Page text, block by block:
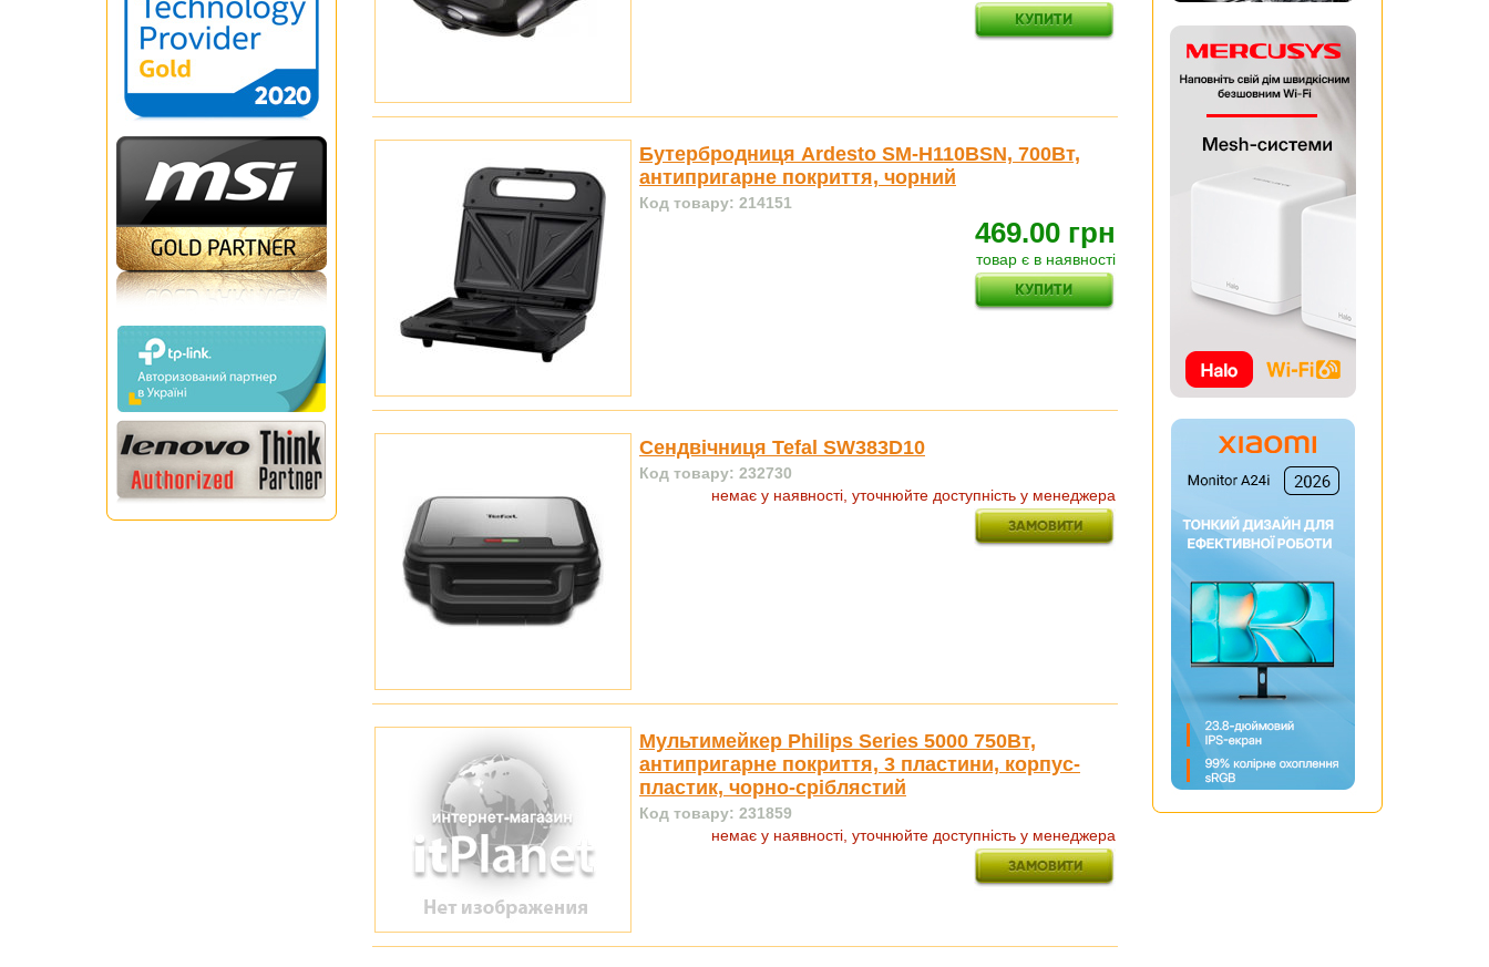
Бутербродниця Ardesto SM-H110BSN, 700Вт,
антипригарне покриття, чорний
Код товару: 214151
469.00 грн
товар є в наявності
Сендвічниця Tefal SW383D10
Код товару: 232730
немає у наявності, уточнюйте доступність у менеджера
Мультимейкер Philips Series 5000 750Вт,
антипригарне покриття, 3 пластини, корпус-
пластик, чорно-сріблястий
Код товару: 231859
немає у наявності, уточнюйте доступність у менеджера